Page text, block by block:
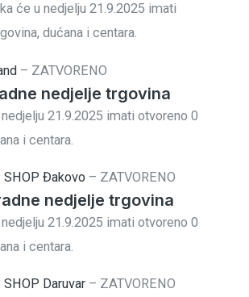
će u nedjelju 21.9.2025 imati
dućana i centara.
– ZATVORENO
nedjelje trgovina
21.9.2025 imati otvoreno 0
i centara.
SHOP Đakovo – ZATVORENO
nedjelje trgovina
21.9.2025 imati otvoreno 0
i centara.
SHOP Daruvar – ZATVORENO